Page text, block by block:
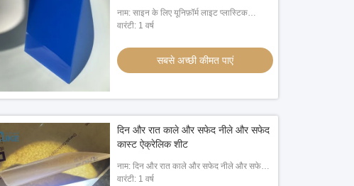
नाम: साइन के लिए यूनिफ़ॉर्म लाइट प्लास्टिक
ऐक्रेलिक शीट
वारंटी: 1 वर्ष
सबसे अच्छी कीमत पाएं
दिन और रात काले और सफेद नीले और सफेद
कास्ट ऐक्रेलिक शीट
नाम: दिन और रात काले और सफेद नीले और सफेद
कास्ट ऐक्रेलिक शीट
वारंटी: 1 वर्ष